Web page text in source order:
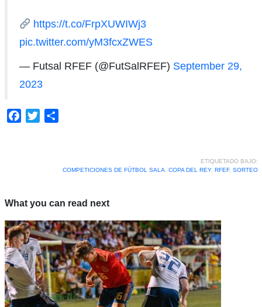
https://t.co/FrpXUWIWj3
pic.twitter.com/yM3fcxZWES
— Futsal RFEF (@FutSalRFEF) September 29,
2023
Facebook
Twitter
ETIQUETADO BAJO:
COMPETICIONES DE FÚTBOL SALA
COPA DEL REY, RFEF, SORTEO
What you can read next